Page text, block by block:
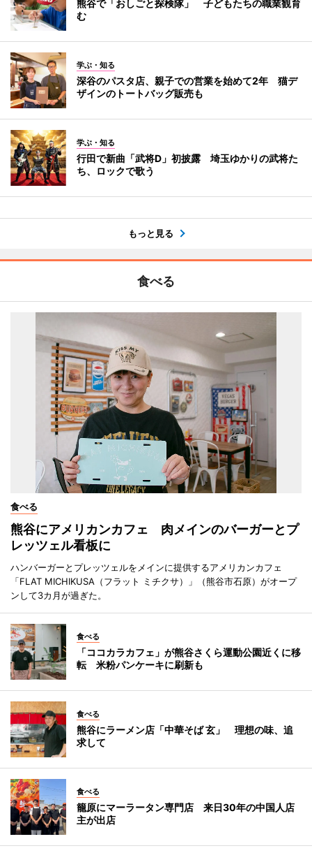
熊谷で「おしごと探検隊」 子どもたちの職業観育
む
学ぶ・知る
深谷のパスタ店、親子での営業を始めて2年 猫デ
ザインのトートバッグ販売も
学ぶ・知る
行田で新曲「武将D」初披露 埼玉ゆかりの武将た
ち、ロックで歌う
もっと見る
食べる
食べる
熊谷にアメリカンカフェ 肉メインのバーガーとプ
レッツェル看板に
ハンバーガーとプレッツェルをメインに提供するアメリカンカフェ
「FLAT MICHIKUSA（フラット ミチクサ）」（熊谷市石原）がオープ
ンして3カ月が過ぎた。
食べる
「ココカラカフェ」が熊谷さくら運動公園近くに移
転 米粉パンケーキに刷新も
食べる
熊谷にラーメン店「中華そば 玄」 理想の味、追
求して
食べる
籠原にマーラータン専門店 来日30年の中国人店
主が出店